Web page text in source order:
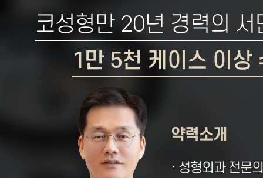
코성형만 20년 경력의 서
1만 5천 케이스 이상
약력소개
· 성형외과 전문